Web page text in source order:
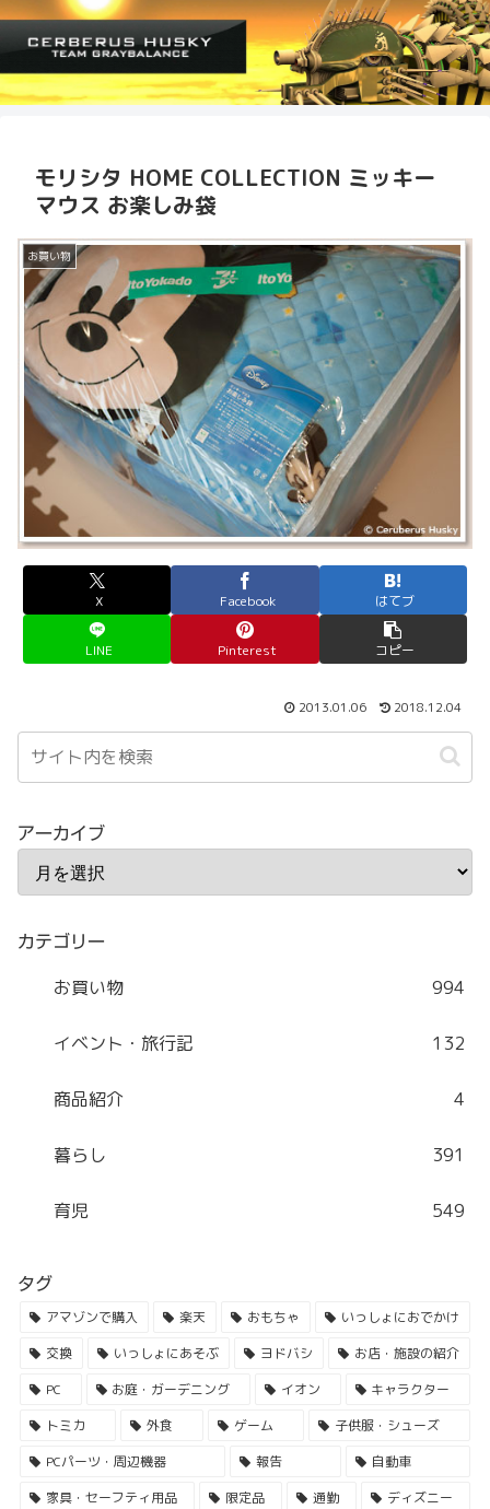
モリシタ HOME COLLECTION ミッキー
マウス お楽しみ袋
お買い物
X Facebook はてブ
LINE Pinterest コピー
2013.01.06 2018.12.04
アーカイブ
カテゴリー
お買い物 994
イベント・旅行記 132
商品紹介 4
暮らし 391
育児 549
タグ
アマゾンで購入 楽天 おもちゃ
いっしょにおでかけ
交換
いっしょにあそぶ ヨドバシ
お店・施設の紹介
PC
お庭・ガーデニング イオン
キャラクター
トミカ
外食 ゲーム
子供服・シューズ
PCパーツ・周辺機器
報告
自動車
家具・セーフティ用品
限定品 通勤
ディズニー